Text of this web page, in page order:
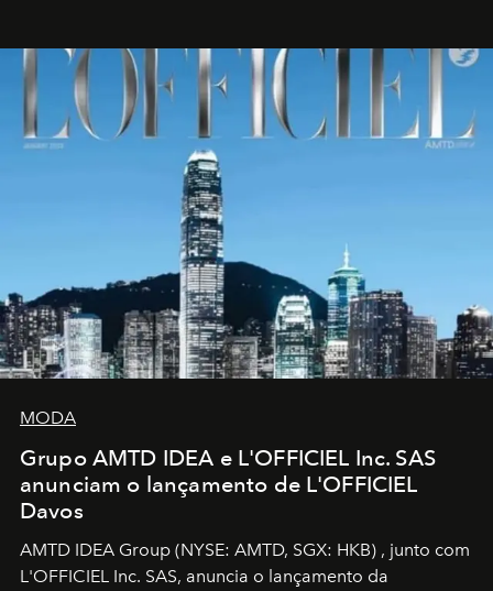
MODA
Grupo AMTD IDEA e L'OFFICIEL Inc. SAS
anunciam o lançamento de L'OFFICIEL
Davos
AMTD IDEA Group (NYSE: AMTD, SGX: HKB) , junto com
L'OFFICIEL Inc. SAS, anuncia o lançamento da